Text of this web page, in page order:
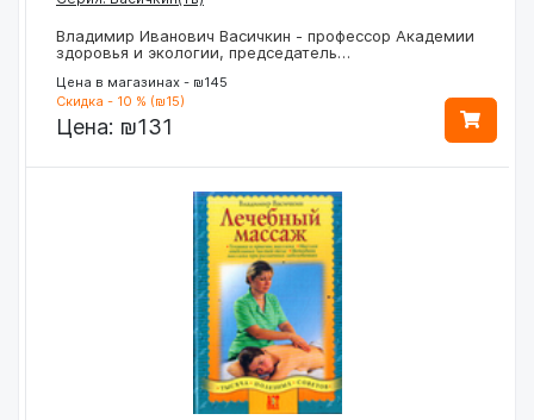
Владимир Иванович Васичкин - профессор Академии
здоровья и экологии, председатель…
Цена в магазинах - ₪145
Скидка - 10 % (₪15)
Цена: ₪131